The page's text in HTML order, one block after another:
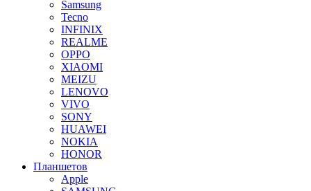
Samsung
Tecno
INFINIX
REALME
OPPO
XIAOMI
MEIZU
LENOVO
VIVO
SONY
HUAWEI
NOKIA
HONOR
Планшетов
Apple